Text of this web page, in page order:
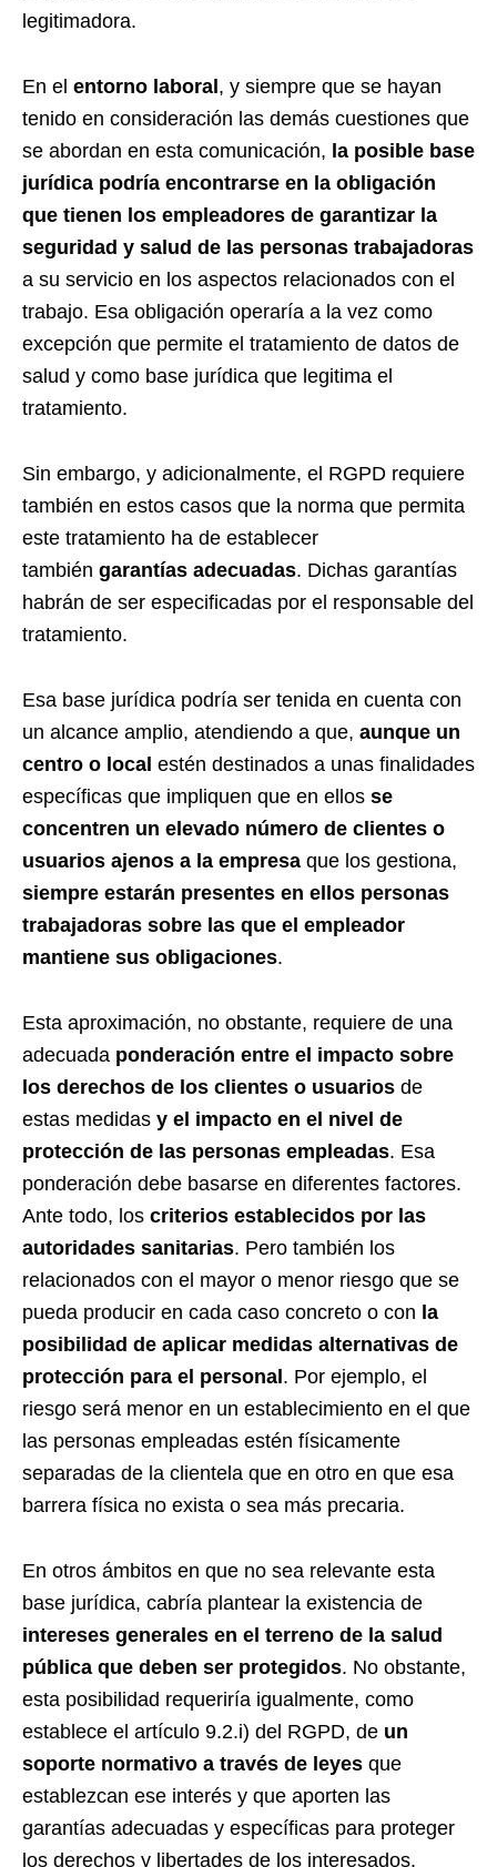
legitimadora.
En el entorno laboral , y siempre que se hayan
tenido en consideración las demás cuestiones que
se abordan en esta comunicación, la posible base
jurídica podría encontrarse en la obligación
que tienen los empleadores de garantizar la
seguridad y salud de las personas trabajadoras
a su servicio en los aspectos relacionados con el
trabajo. Esa obligación operaría a la vez como
excepción que permite el tratamiento de datos de
salud y como base jurídica que legitima el
tratamiento.
Sin embargo, y adicionalmente, el RGPD requiere
también en estos casos que la norma que permita
este tratamiento ha de establecer
también garantías adecuadas. Dichas garantías
habrán de ser especificadas por el responsable del
tratamiento.
Esa base jurídica podría ser tenida en cuenta con
un alcance amplio, atendiendo a que, aunque un
centro o local estén destinados a unas finalidades
específicas que impliquen que en ellos se
concentren un elevado número de clientes o
usuarios ajenos a la empresa que los gestiona,
siempre estarán presentes en ellos personas
trabajadoras sobre las que el empleador
mantiene sus obligaciones.
Esta aproximación, no obstante, requiere de una
adecuada ponderación entre el impacto sobre
los derechos de los clientes o usuarios de
estas medidas y el impacto en el nivel de
protección de las personas empleadas. Esa
ponderación debe basarse en diferentes factores.
Ante todo, los criterios establecidos por las
autoridades sanitarias. Pero también los
relacionados con el mayor o menor riesgo que se
pueda producir en cada caso concreto o con la
posibilidad de aplicar medidas alternativas de
protección para el personal . Por ejemplo, el
riesgo será menor en un establecimiento en el que
las personas empleadas estén físicamente
separadas de la clientela que en otro en que esa
barrera física no exista o sea más precaria.
En otros ámbitos en que no sea relevante esta
base jurídica, cabría plantear la existencia de
intereses generales en el terreno de la salud
pública que deben ser protegidos. No obstante,
esta posibilidad requeriría igualmente, como
establece el artículo 9.2.i) del RGPD, de un
soporte normativo a través de leyes que
establezcan ese interés y que aporten las
garantías adecuadas y específicas para proteger
los derechos y libertades de los interesados.